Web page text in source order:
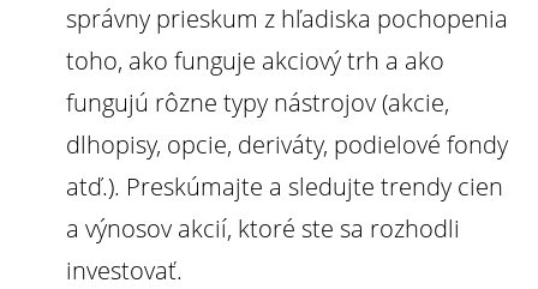
správny prieskum z hľadiska pochopenia
toho, ako funguje akciový trh a ako
fungujú rôzne typy nástrojov (akcie,
dlhopisy, opcie, deriváty, podielové fondy
atď.). Preskúmajte a sledujte trendy cien
a výnosov akcií, ktoré ste sa rozhodli
investovať.